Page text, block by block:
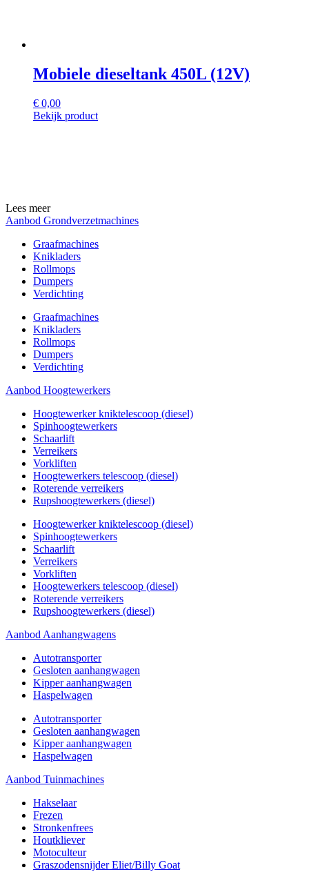
Mobiele dieseltank 450L (12V)
€ 0,00
Bekijk product
Lees meer
Aanbod Grondverzetmachines
Graafmachines
Knikladers
Rollmops
Dumpers
Verdichting
Graafmachines
Knikladers
Rollmops
Dumpers
Verdichting
Aanbod Hoogtewerkers
Hoogtewerker kniktelescoop (diesel)
Spinhoogtewerkers
Schaarlift
Verreikers
Vorkliften
Hoogtewerkers telescoop (diesel)
Roterende verreikers
Rupshoogtewerkers (diesel)
Hoogtewerker kniktelescoop (diesel)
Spinhoogtewerkers
Schaarlift
Verreikers
Vorkliften
Hoogtewerkers telescoop (diesel)
Roterende verreikers
Rupshoogtewerkers (diesel)
Aanbod Aanhangwagens
Autotransporter
Gesloten aanhangwagen
Kipper aanhangwagen
Haspelwagen
Autotransporter
Gesloten aanhangwagen
Kipper aanhangwagen
Haspelwagen
Aanbod Tuinmachines
Hakselaar
Frezen
Stronkenfrees
Houtkliever
Motoculteur
Graszodensnijder Eliet/Billy Goat